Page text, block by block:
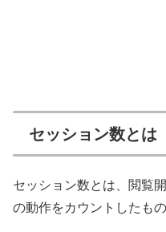
セッション数とは
セッション数とは、閲覧
の動作をカウントしたもの